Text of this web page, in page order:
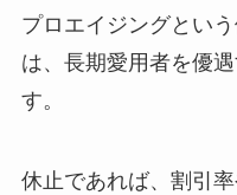
プロエイジングとい
は、長期愛用者を優
す。
休止であれば、割引